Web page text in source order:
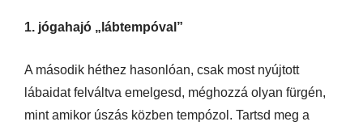
1. jógahajó „lábtempóval”
A második héthez hasonlóan, csak most nyújtott
lábaidat felváltva emelgesd, méghozzá olyan fürgén,
mint amikor úszás közben tempózol. Tartsd meg a